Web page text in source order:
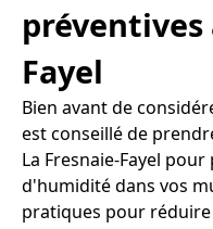
préventives
Fayel
Bien avant de
est conseillé de
La Fresnaie-Fayel
d'humidité dans vos
pratiques pour